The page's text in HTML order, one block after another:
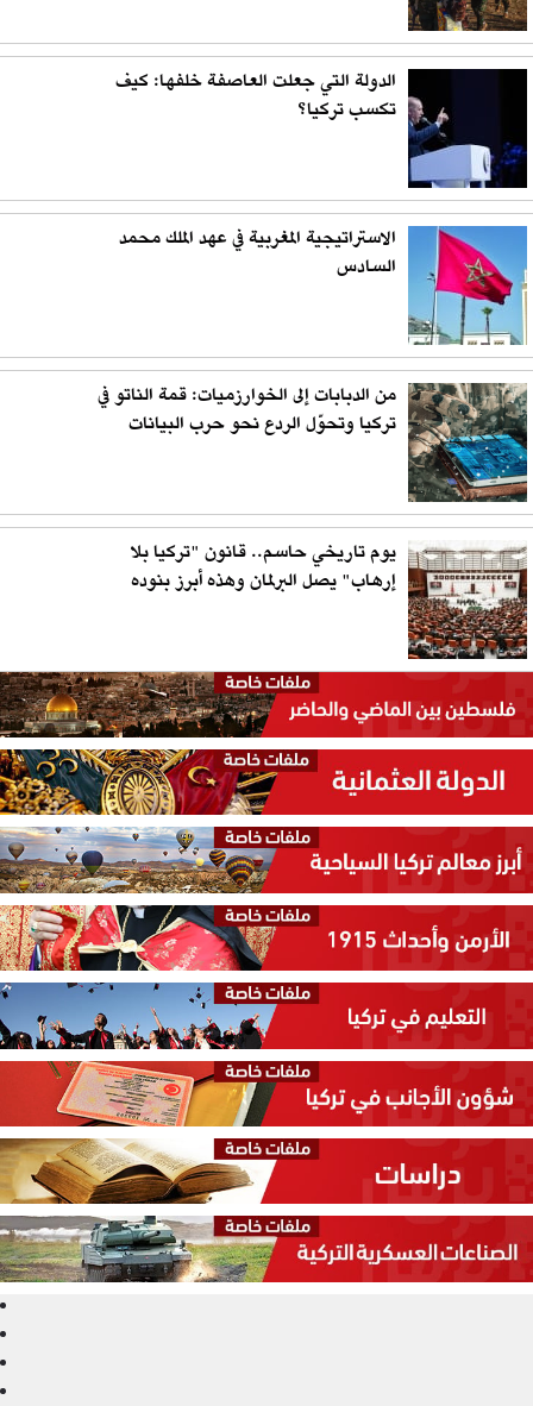
الدولة التي جعلت العاصفة خلفها: كيف
تكسب تركيا؟
الاستراتيجية المغربية في عهد الملك محمد
السادس
من الدبابات إلى الخوارزميات: قمة الناتو في
تركيا وتحوّل الردع نحو حرب البيانات
يوم تاريخي حاسم.. قانون "تركيا بلا
إرهاب" يصل البرلمان وهذه أبرز بنوده